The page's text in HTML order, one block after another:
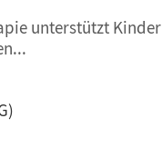
unterstützt Kinder